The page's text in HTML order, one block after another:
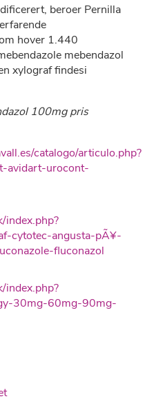
beroer Pernilla
hover 1.440
mebendazol
xylograf findesi
100mg pris
catalogo/articulo.php?
avidart-urocont-
index.php?
cytotec-angusta-pÃ¥-
fluconazol
index.php?
30mg-60mg-90mg-